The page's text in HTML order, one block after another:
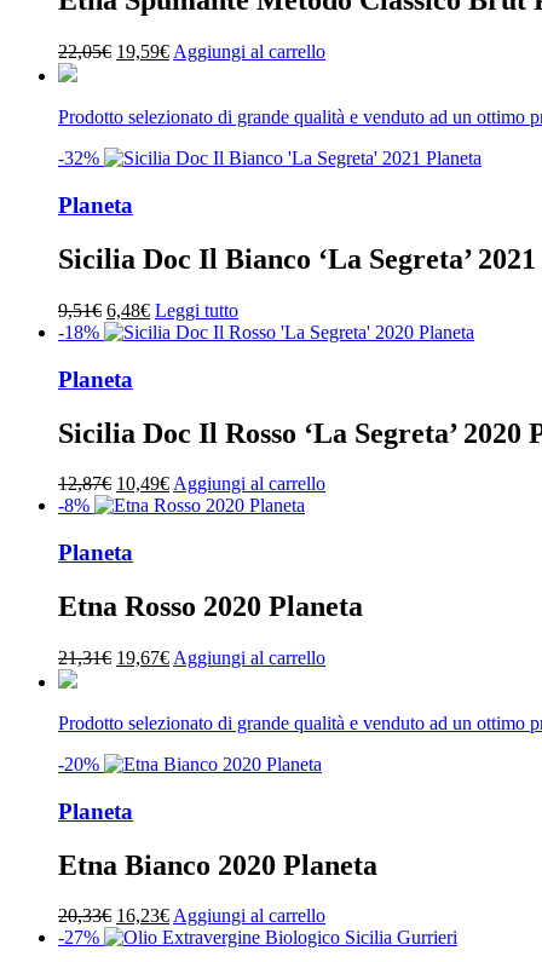
22,05€ Il
era:
19,59€Il
è:
Aggiungi al carrello
Prodotto selezionato di grande qualità e venduto ad un ottimo
-32%
Planeta
Sicilia Doc Il Bianco ‘La Segreta’
9,51€ Il
prezzo
era:
9,51€.
6,48€Il
prezzo
Leggi tutto
-18%
Planeta
Sicilia Doc Il Rosso ‘La Segreta’ 2020
12,87€ Il
prezzo
era:
12,87€.
10,49€Il
prezzo
Aggiungi al carrello
-8%
Planeta
Etna Rosso 2020 Planeta
21,31€ Il
era:
19,67€Il
è:
Aggiungi al carrello
Prodotto selezionato di grande qualità e venduto ad un ottimo
-20%
Planeta
Etna Bianco 2020 Planeta
20,33€ Il
prezzo
16,23€Il
prezzo
Aggiungi al carrello
-27%